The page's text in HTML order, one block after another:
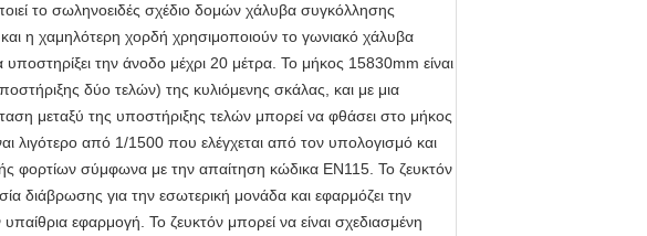
το σωληνοειδές σχέδιο δομών χάλυβα συγκόλλησης
η χαμηλότερη χορδή χρησιμοποιούν το γωνιακό χάλυβα
την άνοδο μέχρι 20 μέτρα. Το μήκος 15830mm είναι
δύο τελών) της κυλιόμενης σκάλας, και με μια
μεταξύ της υποστήριξης τελών μπορεί να φθάσει στο μήκος
λιγότερο από 1/1500 που ελέγχεται από τον υπολογισμό και
φορτίων σύμφωνα με την απαίτηση κώδικα EN115. Το ζευκτόν
διάβρωσης για την εσωτερική μονάδα και εφαρμόζει την
εφαρμογή. Το ζευκτόν μπορεί να είναι σχεδιασμένη